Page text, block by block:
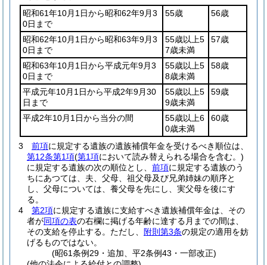
昭和61年10月1日から昭和62年9月3
0日まで
55歳 56歳
昭和62年10月1日から昭和63年9月3
0日まで
55歳以上5
7歳未満
57歳
昭和63年10月1日から平成元年9月3
0日まで
55歳以上5
8歳未満
58歳
平成元年10月1日から平成2年9月30
日まで
55歳以上5
9歳未満
59歳
平成2年10月1日から当分の間
55歳以上6
0歳未満
60歳
3 前項に規定する遺族の遺族補償年金を受けるべき順位は、
第12条第1項(第1項において読み替えられる場合を含む。)
に規定する遺族の次の順位とし、 前項に規定する遺族のう
ちにあつては、夫、父母、祖父母及び兄弟姉妹の順序と
し、父母については、養父母を先にし、実父母を後にす
る。
4
第2項に規定する遺族に支給すべき遺族補償年金は、その
者が同項の表の右欄に掲げる年齢に達する月までの間は、
その支給を停止する。 ただし、 附則第3条の規定の適用を妨
げるものではない。
(昭61条例29・追加、平2条例43・一部改正)